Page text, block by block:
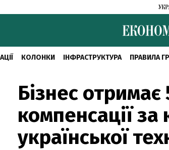
КОЛОНКИ ІНФРАСТРУКТУРА ПРАВИЛА
Бізнес отримає
компенсації за
української